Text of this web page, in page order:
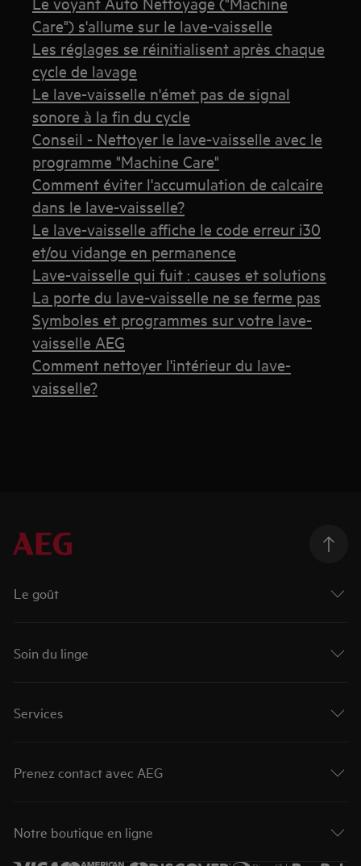
Care") s'allume sur le lave-vaisselle
Les réglages se réinitialisent après chaque
cycle de lavage
Le lave-vaisselle n'émet pas de signal
sonore à la fin du cycle
Conseil - Nettoyer le lave-vaisselle avec le
programme "Machine Care"
Comment éviter l'accumulation de calcaire
dans le lave-vaisselle?
Le lave-vaisselle affiche le code erreur i30
et/ou vidange en permanence
Lave-vaisselle qui fuit : causes et solutions
La porte du lave-vaisselle ne se ferme pas
Symboles et programmes sur votre lave-
vaisselle AEG
Comment nettoyer l'intérieur du lave-
vaisselle?
Le goût
Soin du linge
Services
Prenez contact avec AEG
Notre boutique en ligne